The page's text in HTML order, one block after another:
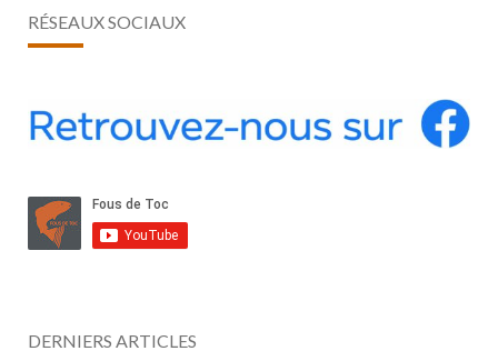
RÉSEAUX SOCIAUX
DERNIERS ARTICLES